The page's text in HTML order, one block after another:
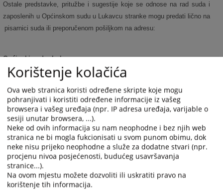
Ostale predstavke, pritužbe i sugestije koje se odnose na rad suda i
zaposlenih u Općinskom sudu u Lukavcu stranke mogu predati lično na
pisarnici suda ili preporučenom pošiljkom na adresu:
Općinski sud u Lukavcu
Skendera Kulenovića bb
2814PREGLEDA
Korištenje kolačića
Ova web stranica koristi određene skripte koje mogu
pohranjivati i koristiti određene informacije iz vašeg
browsera i vašeg uređaja (npr. IP adresa uređaja, varijable o
sesiji unutar browsera, ...).
Neke od ovih informacija su nam neophodne i bez njih web
stranica ne bi mogla fukcionisati u svom punom obimu, dok
neke nisu prijeko neophodne a služe za dodatne stvari (npr.
procjenu nivoa posjećenosti, budućeg usavršavanja
stranice...).
Na ovom mjestu možete dozvoliti ili uskratiti pravo na
korištenje tih informacija.